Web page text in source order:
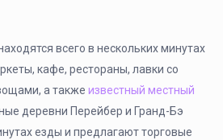
всего в нескольких минутах
кафе, рестораны, лавки со
а такжеизвестный местный
деревни Перейбер и Гранд-Бэ
езды и предлагают торговые